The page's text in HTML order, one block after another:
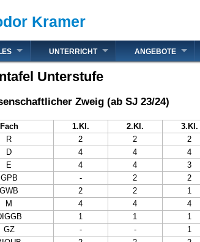
Kramer
UNTERRICHT ANGEBOTE
Unterstufe
Zweig (ab SJ 23/24)
Fach 1.Kl. 2.Kl. 3.Kl.
R
2 2 2
D
4 4 4
E
4 4 3
GPB
- 2 2
GWB
2 2 1
M
4 4 4
1 1 1
GZ
- - 1